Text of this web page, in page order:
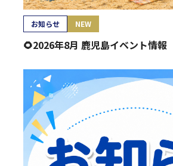
お知らせ NEW
🌻2026年8月 鹿児島イベント情報